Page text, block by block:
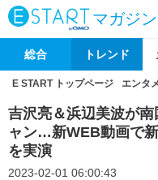
マガジン
総合 トレンド
E START トップページ エンタメ
吉沢亮＆浜辺美波が
ャン…新WEB動画で
を実演
2023-02-01 06:00:43